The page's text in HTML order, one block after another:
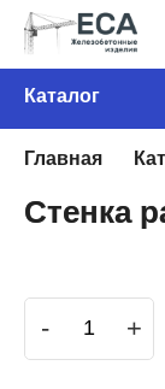
Каталог
Главная
Стенка
- +